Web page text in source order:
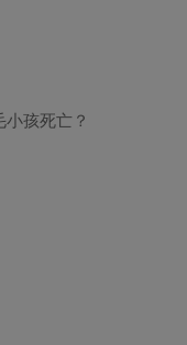
孩死亡？